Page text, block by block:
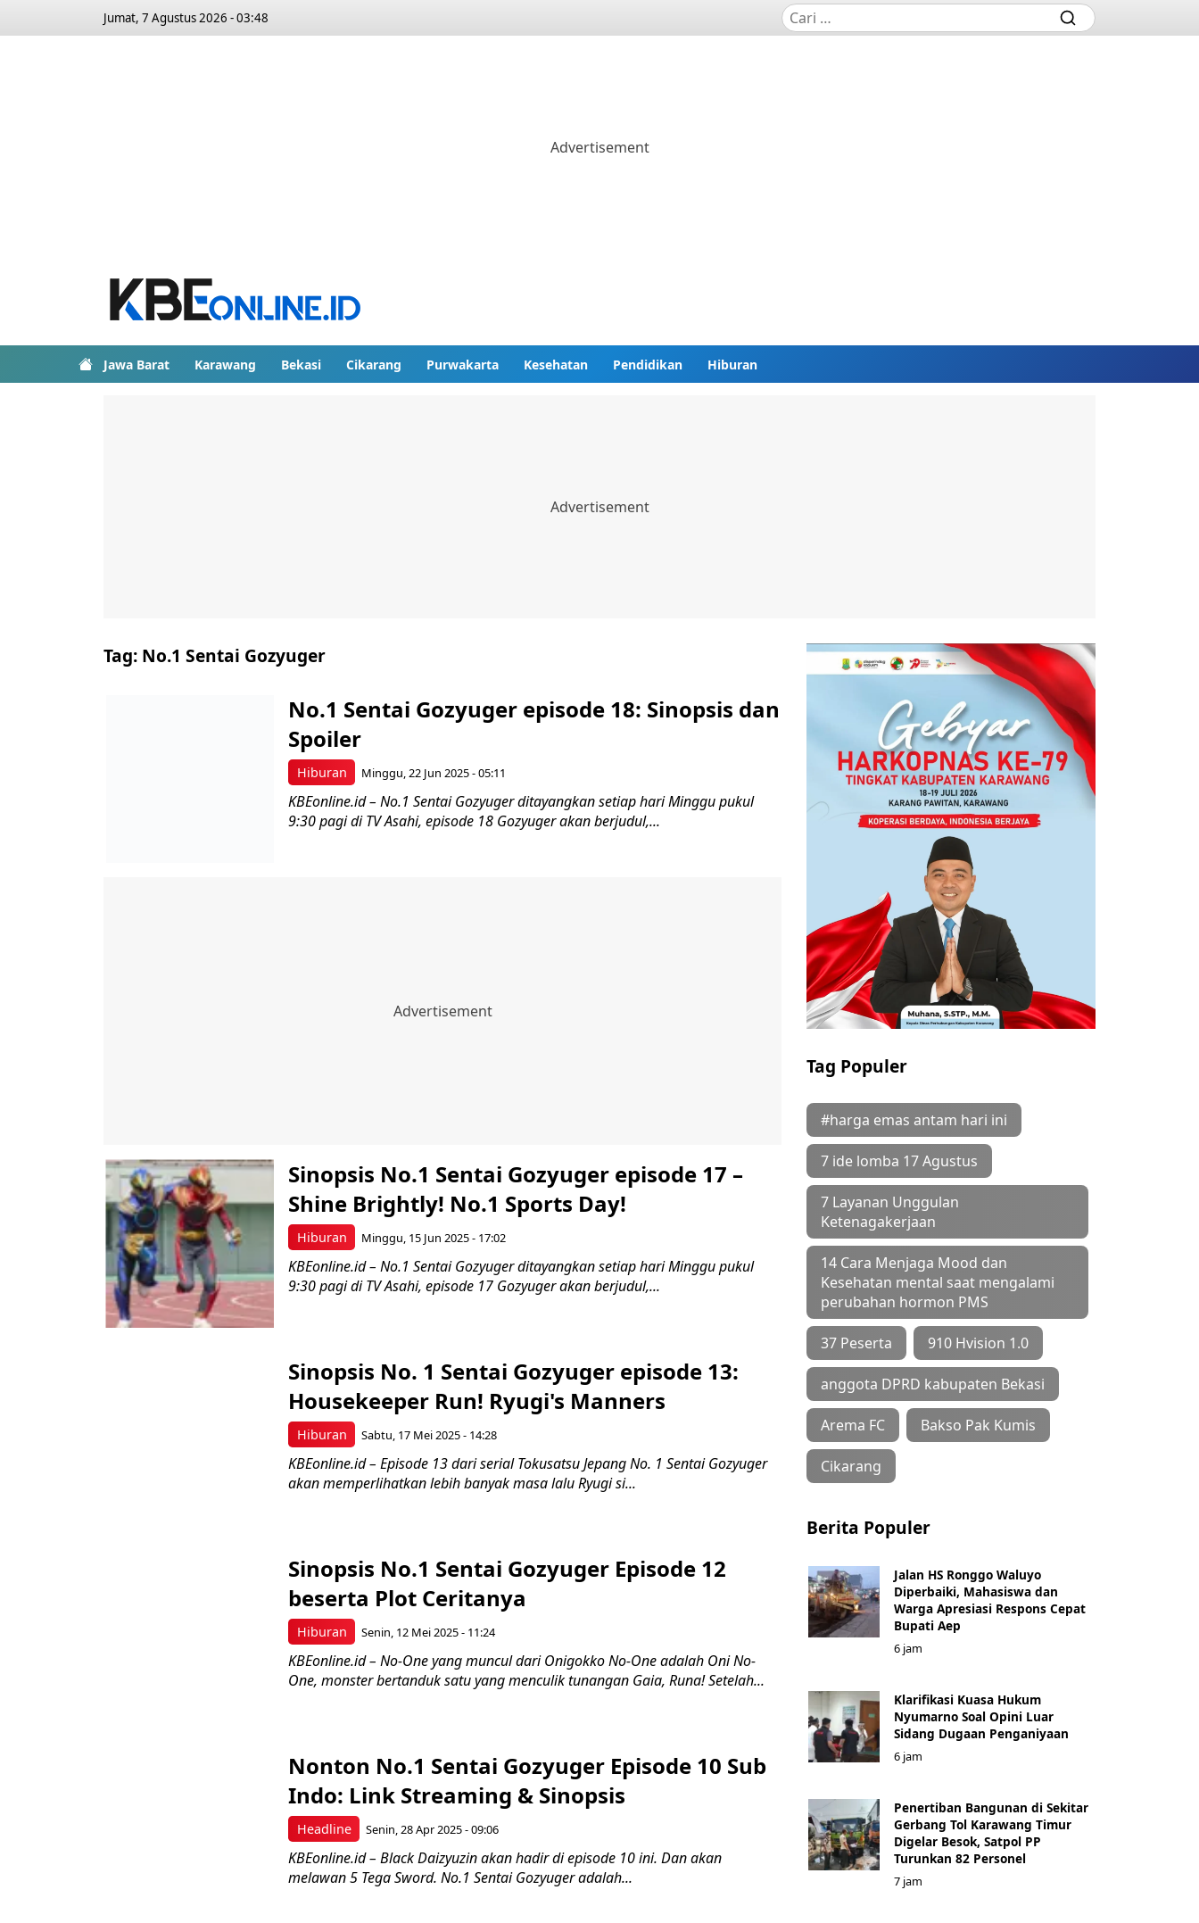
Jumat, 7 Agustus 2026 - 03:48
Jawa Barat Karawang Bekasi Cikarang Purwakarta Kesehatan Pendidikan Hiburan
Tag: No.1 Sentai Gozyuger
Hiburan
No.1 Sentai Gozyuger episode 18: Sinopsis dan
Spoiler
Minggu, 22 Jun 2025 - 05:11
KBEonline.id – No.1 Sentai Gozyuger ditayangkan setiap hari Minggu pukul
9:30 pagi di TV Asahi, episode 18 Gozyuger akan berjudul,...
Hiburan
Sinopsis No.1 Sentai Gozyuger episode 17 –
Shine Brightly! No.1 Sports Day!
Minggu, 15 Jun 2025 - 17:02
KBEonline.id – No.1 Sentai Gozyuger ditayangkan setiap hari Minggu pukul
9:30 pagi di TV Asahi, episode 17 Gozyuger akan berjudul,...
Hiburan
Sinopsis No. 1 Sentai Gozyuger episode 13:
Housekeeper Run! Ryugi's Manners
Sabtu, 17 Mei 2025 - 14:28
KBEonline.id – Episode 13 dari serial Tokusatsu Jepang No. 1 Sentai Gozyuger
akan memperlihatkan lebih banyak masa lalu Ryugi si...
Hiburan
Sinopsis No.1 Sentai Gozyuger Episode 12
beserta Plot Ceritanya
Senin, 12 Mei 2025 - 11:24
KBEonline.id – No-One yang muncul dari Onigokko No-One adalah Oni No-
One, monster bertanduk satu yang menculik tunangan Gaia, Runa! Setelah...
Headline
Nonton No.1 Sentai Gozyuger Episode 10 Sub
Indo: Link Streaming & Sinopsis
Senin, 28 Apr 2025 - 09:06
KBEonline.id – Black Daizyuzin akan hadir di episode 10 ini. Dan akan
melawan 5 Tega Sword. No.1 Sentai Gozyuger adalah...
Tag Populer
#harga emas antam hari ini
7 ide lomba 17 Agustus
7 Layanan Unggulan
Ketenagakerjaan
14 Cara Menjaga Mood dan
Kesehatan mental saat mengalami
perubahan hormon PMS
37 Peserta 910 Hvision 1.0
anggota DPRD kabupaten Bekasi
Arema FC Bakso Pak Kumis
Cikarang
Berita Populer
Jalan HS Ronggo Waluyo
Diperbaiki, Mahasiswa dan
Warga Apresiasi Respons Cepat
Bupati Aep
6 jam
Klarifikasi Kuasa Hukum
Nyumarno Soal Opini Luar
Sidang Dugaan Penganiyaan
6 jam
Penertiban Bangunan di Sekitar
Gerbang Tol Karawang Timur
Digelar Besok, Satpol PP
Turunkan 82 Personel
7 jam